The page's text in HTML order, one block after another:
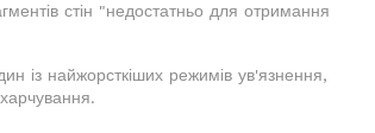
стін "недостатньо для отримання
із найжорсткіших режимів ув'язнення,